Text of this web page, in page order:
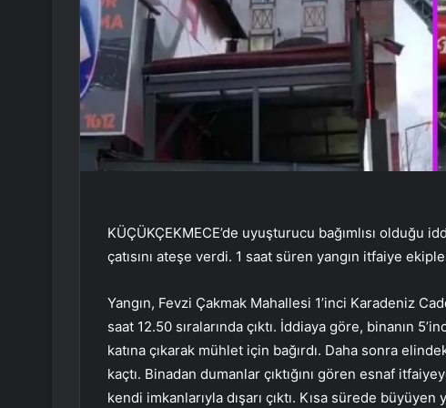
KÜÇÜKÇEKMECE’de uyuşturucu bağımlısı olduğu
çatısını ateşe verdi. 1 saat süren yangın itfaiye
Yangın, Fevzi Çakmak Mahallesi 1’inci Karadeniz
saat 12.50 sıralarında çıktı. İddiaya göre, binanın
katına çıkarak mühlet için bağırdı. Daha sonra
kaçtı. Binadan dumanlar çıktığını gören esnaf
kendi imkanlarıyla dışarı çıktı. Kısa sürede büyüyen